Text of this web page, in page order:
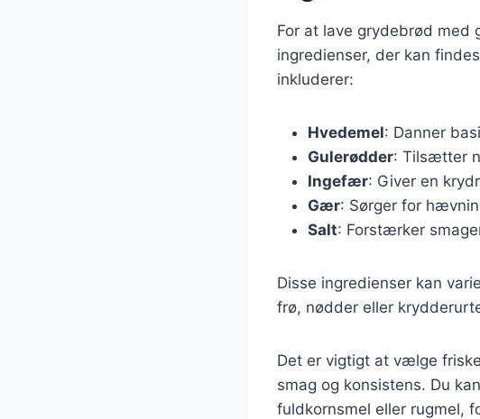
For at lave grydebrød
ingredienser, der kan
inkluderer:
Hvedemel: Danner
Gulerødder: Tilsætter
Ingefær: Giver en
Gær: Sørger for
Salt: Forstærker
Disse ingredienser kan
frø, nødder eller
Det er vigtigt at vælge
smag og konsistens. Du
fuldkornsmel eller rugmel,